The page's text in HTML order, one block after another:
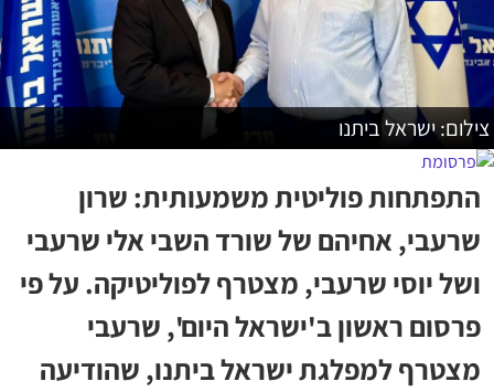
צילום: ישראל ביתנו
התפתחות פוליטית משמעותית: שרון
שרעבי, אחיהם של שורד השבי אלי שרעבי
ושל יוסי שרעבי, מצטרף לפוליטיקה. על פי
פרסום ראשון ב'ישראל היום', שרעבי
מצטרף למפלגת ישראל ביתנו, שהודיעה